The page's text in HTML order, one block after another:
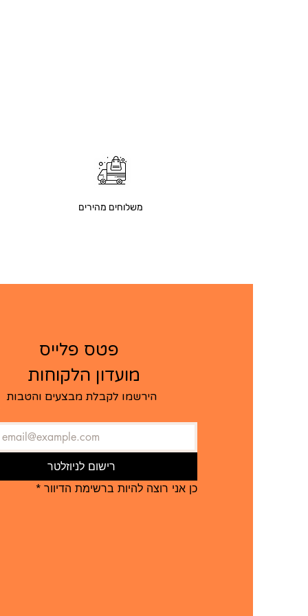
משלוחים מהירים
מועדון הלקוחות ​
הירשמו לקבלת מבצעים והטבות
רישום לניוזלטר
כן אני רוצה להיות ברשימת הדיוור *